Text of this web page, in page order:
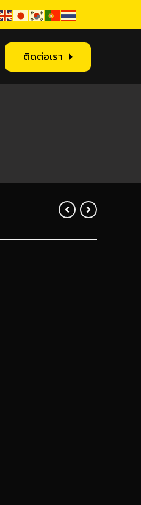
ติดต่อเรา